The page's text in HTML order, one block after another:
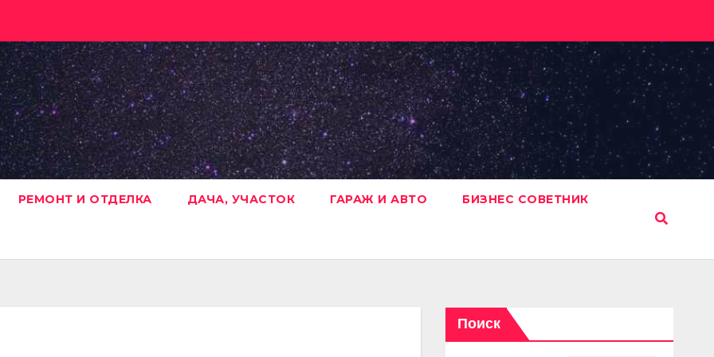
РЕМОНТ И ОТДЕЛКА ДАЧА, УЧАСТОК ГАРАЖ И АВТО БИЗНЕС СОВЕТНИК
Поиск